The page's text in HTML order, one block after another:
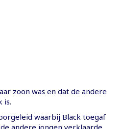
zoon was en dat de andere
is.
waarbij Black toegaf